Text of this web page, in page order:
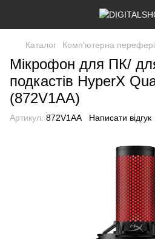
Каталог Комп'ютерна
Мікрофон для ПК/ для
подкастів HyperX
(872V1AA)
Артикул: 872V1AA Написати відгук